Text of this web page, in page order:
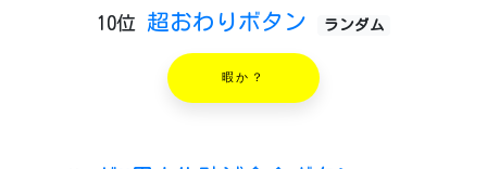
10位 超おわりボタン ランダム
暇か？